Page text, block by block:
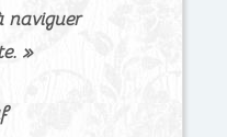
naviguer
»